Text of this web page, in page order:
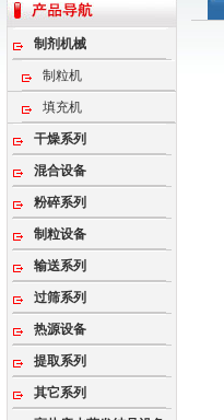
制剂机械
制粒机
填充机
干燥系列
混合设备
粉碎系列
制粒设备
输送系列
过筛系列
热源设备
提取系列
其它系列